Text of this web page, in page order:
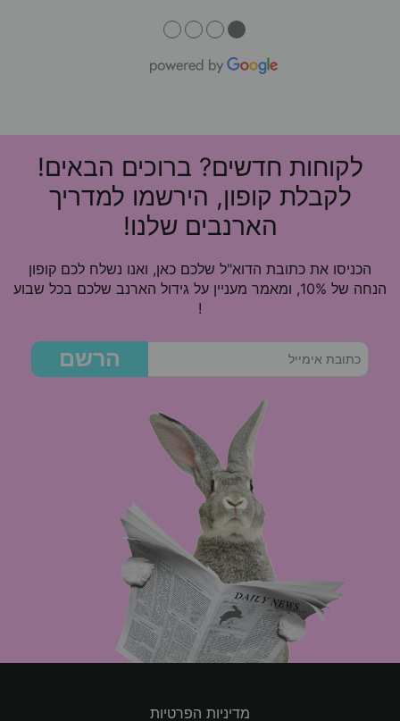
●
●
●
●
לקוחות חדשים? ברוכים הבאים!
לקבלת קופון, הירשמו למדריך
הארנבים שלנו!
הכניסו את כתובת הדוא"ל שלכם כאן, ואנו נשלח לכם קופון
הנחה של 10%, ומאמר מעניין על גידול הארנב שלכם בכל שבוע
!
הרשם
מדיניות הפרטיות